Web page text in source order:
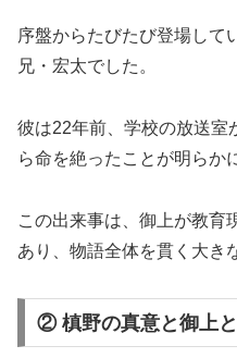
序盤からたびたび登場して
兄・宏太でした。
彼は22年前、学校の放送室
ら命を絶ったことが明らか
この出来事は、御上が教育
あり、物語全体を貫く大き
② 槙野の真意と御上